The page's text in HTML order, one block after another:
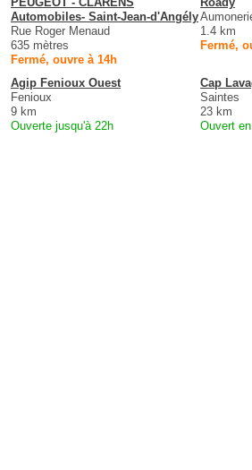
Automobiles- Saint-Jean-d'Angély
Rue Roger Menaud
635 mètres
Fermé, ouvre à 14h
1.4 km
Fermé,
Agip Fenioux Ouest
Fenioux
9 km
Ouverte jusqu'à 22h
Cap
Saintes
23 km
Ouvert